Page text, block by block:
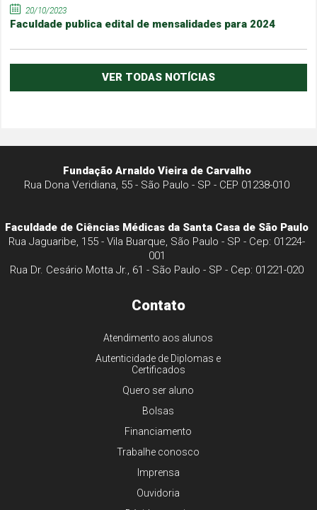
20/10/2023
Faculdade publica edital de mensalidades para 2024
VER TODAS NOTÍCIAS
Fundação Arnaldo Vieira de Carvalho
Rua Dona Veridiana, 55 - São Paulo - SP - CEP 01238-010
Faculdade de Ciências Médicas da Santa Casa de São Paulo
Rua Jaguaribe, 155 - Vila Buarque, São Paulo - SP - Cep: 01224-
001
Rua Dr. Cesário Motta Jr., 61 - São Paulo - SP - Cep: 01221-020
Contato
Atendimento aos alunos
Autenticidade de Diplomas e
Certificados
Quero ser aluno
Bolsas
Financiamento
Trabalhe conosco
Imprensa
Ouvidoria